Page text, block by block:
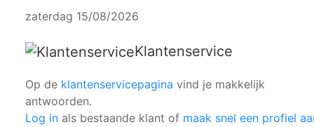
zaterdag 15/08/2026
Klantenservice
Op de klantenservicepagina vind je makkelijk
antwoorden.
Log in als bestaande klant of maak snel een profiel